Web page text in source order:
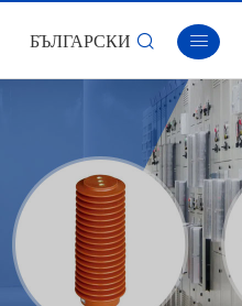
БЪЛГАРСКИ  